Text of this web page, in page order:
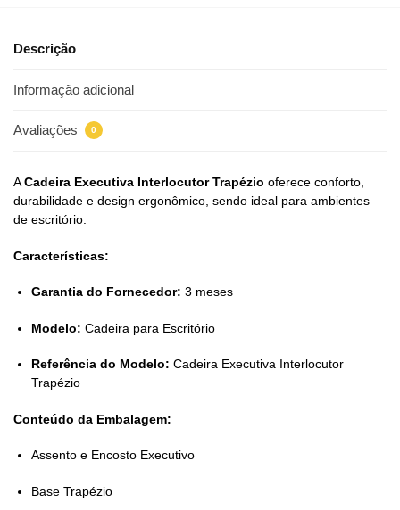
Descrição
Informação adicional
Avaliações 0
ACadeira Executiva Interlocutor Trapézio oferece conforto,
durabilidade e design ergonômico, sendo ideal para ambientes
de escritório.
Características:
Garantia do Fornecedor: 3 meses
Modelo: Cadeira para Escritório
Referência do Modelo: Cadeira Executiva Interlocutor
Trapézio
Conteúdo da Embalagem:
Assento e Encosto Executivo
Base Trapézio